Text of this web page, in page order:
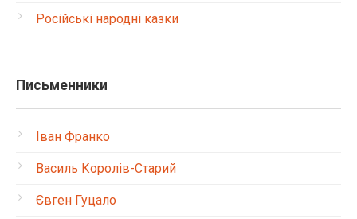
Російські народні казки
Письменники
Іван Франко
Василь Королів-Старий
Євген Гуцало